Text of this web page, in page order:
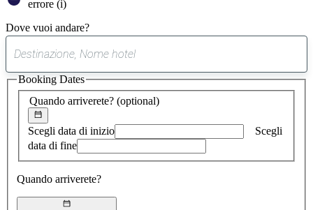
errore (i)
Dove vuoi andare?
suggerimento
trovato
Quando arriverete? (optional)
Scegli data di inizio
Scegli
data di fine
Quando arriverete?
Booking Dates